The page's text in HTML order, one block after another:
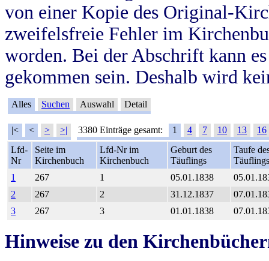
von einer Kopie des Original-
zweifelsfreie Fehler im
worden. Bei der Abschrift kann
gekommen sein. Deshalb wird
Alles Suchen Auswahl Detail
|< < > >| 3380 Einträge gesamt: 1 4 7 10 13
16
Lfd-
Nr
Seite im
Kirchenbuch
Lfd-Nr im
Kirchenbuch
Geburt des
Täuflings
Taufe
Täuflings
1
267 1 05.01.1838
2
267 2 31.12.1837
3
267 3 01.01.1838
Hinweise zu den